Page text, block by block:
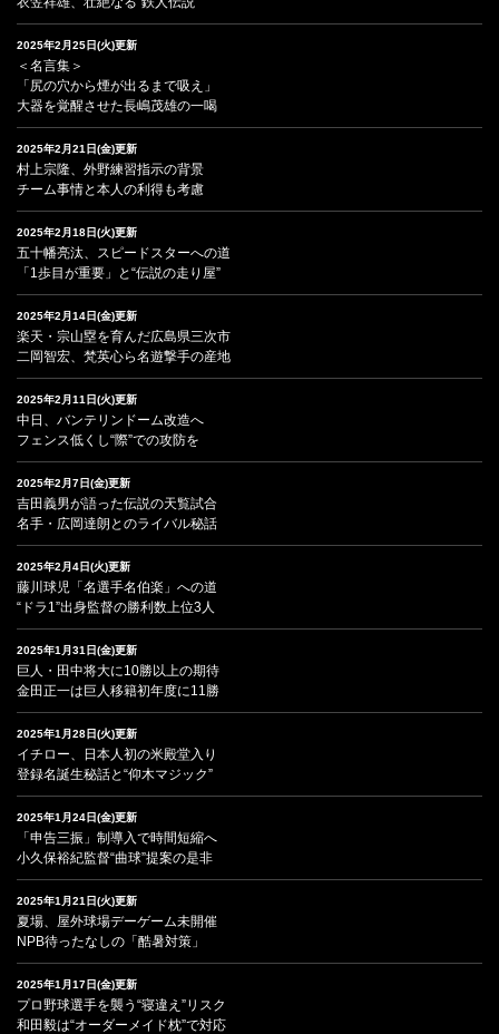
2025年2月25日(火)更新
＜名言集＞
「尻の穴から煙が出るまで吸え」
大器を覚醒させた長嶋茂雄の一喝
2025年2月21日(金)更新
村上宗隆、外野練習指示の背景
チーム事情と本人の利得も考慮
2025年2月18日(火)更新
五十幡亮汰、スピードスターへの道
「1歩目が重要」と“伝説の走り屋”
2025年2月14日(金)更新
楽天・宗山塁を育んだ広島県三次市
二岡智宏、梵英心ら名遊撃手の産地
2025年2月11日(火)更新
中日、バンテリンドーム改造へ
フェンス低くし“際”での攻防を
2025年2月7日(金)更新
吉田義男が語った伝説の天覧試合
名手・広岡達朗とのライバル秘話
2025年2月4日(火)更新
藤川球児「名選手名伯楽」への道
“ドラ1”出身監督の勝利数上位3人
2025年1月31日(金)更新
巨人・田中将大に10勝以上の期待
金田正一は巨人移籍初年度に11勝
2025年1月28日(火)更新
イチロー、日本人初の米殿堂入り
登録名誕生秘話と“仰木マジック”
2025年1月24日(金)更新
「申告三振」制導入で時間短縮へ
小久保裕紀監督“曲球”提案の是非
2025年1月21日(火)更新
夏場、屋外球場デーゲーム未開催
NPB待ったなしの「酷暑対策」
2025年1月17日(金)更新
プロ野球選手を襲う“寝違え”リスク
和田毅は“オーダーメイド枕”で対応